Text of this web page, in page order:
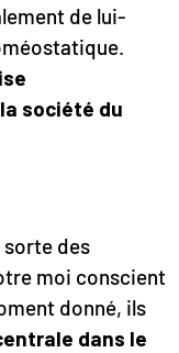
de lui-
société du
sorte des
moi conscient
donné, ils
dans le